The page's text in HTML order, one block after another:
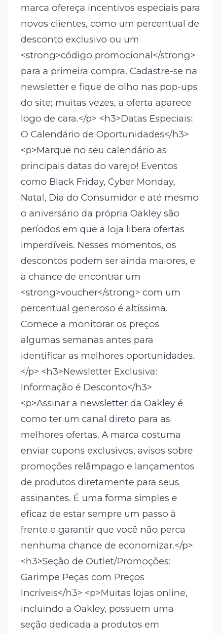
marca ofereça incentivos especiais para
novos clientes, como um percentual de
desconto exclusivo ou um
<strong>código promocional</strong>
para a primeira compra. Cadastre-se na
newsletter e fique de olho nas pop-ups
do site; muitas vezes, a oferta aparece
logo de cara.</p> <h3>Datas Especiais:
O Calendário de Oportunidades</h3>
<p>Marque no seu calendário as
principais datas do varejo! Eventos
como Black Friday, Cyber Monday,
Natal, Dia do Consumidor e até mesmo
o aniversário da própria Oakley são
períodos em que a loja libera ofertas
imperdíveis. Nesses momentos, os
descontos podem ser ainda maiores, e
a chance de encontrar um
<strong>voucher</strong> com um
percentual generoso é altíssima.
Comece a monitorar os preços
algumas semanas antes para
identificar as melhores oportunidades.
</p> <h3>Newsletter Exclusiva:
Informação é Desconto</h3>
<p>Assinar a newsletter da Oakley é
como ter um canal direto para as
melhores ofertas. A marca costuma
enviar cupons exclusivos, avisos sobre
promoções relâmpago e lançamentos
de produtos diretamente para seus
assinantes. É uma forma simples e
eficaz de estar sempre um passo à
frente e garantir que você não perca
nenhuma chance de economizar.</p>
<h3>Seção de Outlet/Promoções:
Garimpe Peças com Preços
Incríveis</h3> <p>Muitas lojas online,
incluindo a Oakley, possuem uma
seção dedicada a produtos em